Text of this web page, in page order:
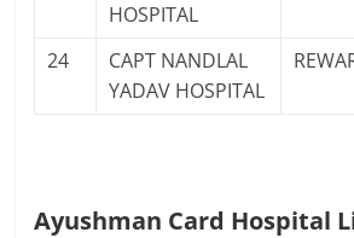
HOSPITAL
24
CAPT NANDLAL
YADAV HOSPITAL
Ayushman Card Hospital